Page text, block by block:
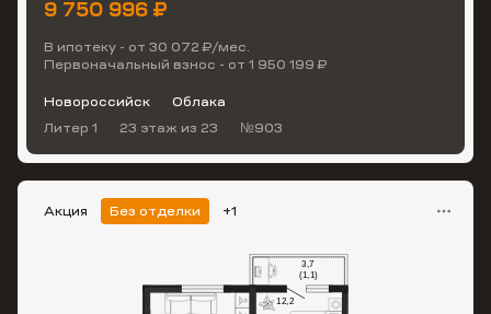
9 750 996 ₽
В ипотеку - от 30 072 ₽/мес.
Первоначальный взнос - от 1 950 199 ₽
Новороссийск
Облака
Литер 1
23 этаж из 23 №903
Акция Без отделки +1